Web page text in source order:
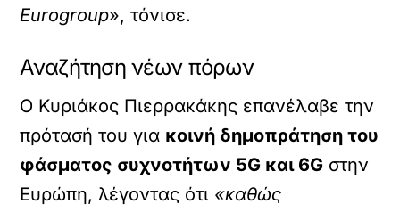
Eurogroup», τόνισε.
Αναζήτηση νέων πόρων
Ο Κυριάκος Πιερρακάκης επανέλαβε την
πρότασή του για κοινή δημοπράτηση του
φάσματος συχνοτήτων 5G και 6G στην
Ευρώπη, λέγοντας ότι «καθώς